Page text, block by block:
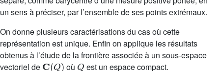
un sens à préciser, par l’ensemble de ses points extrémaux.
On donne plusieurs caractérisations du cas où cette
représentation est unique. Enfin on applique les résultats
obtenus à l’étude de la frontière associée à un sous-espace
vectoriel de
C(Q)
où
Q
est un espace compact.